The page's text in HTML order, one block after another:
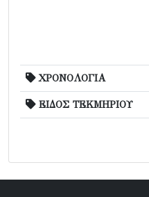
ΧΡΟΝΟΛΟΓΙΑ
ΕΙΔΟΣ ΤΕΚΜΗΡΙΟΥ